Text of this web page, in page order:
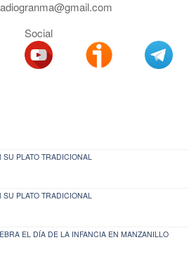
Social
PLATO TRADICIONAL
PLATO TRADICIONAL
EL DÍA DE LA INFANCIA EN MANZANILLO